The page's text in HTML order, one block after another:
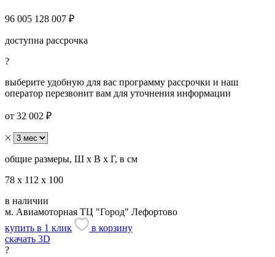
96 005 128 007 ₽
доступна рассрочка
?
выберите удобную для вас программу рассрочки и наш
оператор перезвонит вам для уточнения информации
от 32 002 ₽
общие размеры, Ш х В х Г, в см
78 х 112 х 100
в наличии
м. Авиамоторная ТЦ "Город" Лефортово
купить в 1 клик
в корзину
скачать 3D
?